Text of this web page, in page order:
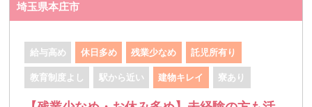
埼玉県本庄市
給与高め 休日多め 残業少なめ 託児所有り
教育制度よし 駅から近い 建物キレイ 寮あり